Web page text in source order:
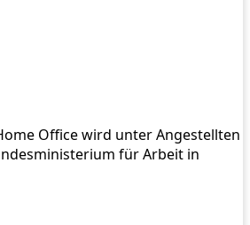
Office wird unter Angestellten
für Arbeit in